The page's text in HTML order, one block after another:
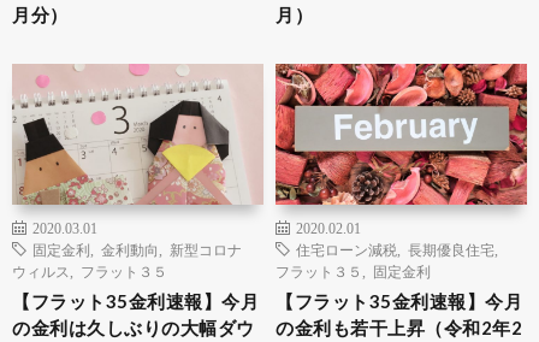
月分）
月）
2020.03.01
固定金利
金利動向
新型コロナ
ウィルス
フラット３５
【フラット35金利速報】今月
の金利は久しぶりの大幅ダウ
2020.02.01
住宅ローン減税
長期優良住宅
フラット３５
固定金利
【フラット35金利速報】今月
の金利も若干上昇（令和2年2